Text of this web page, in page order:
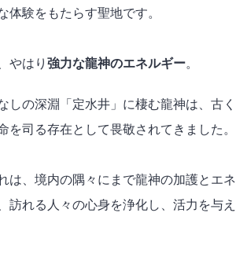
体験をもたらす聖地です。
やはり 強力な龍神のエネルギー。
しの深淵「定水井」に棲む龍神は、古く
を司る存在として畏敬されてきました。
は、境内の隅々にまで龍神の加護とエネ
訪れる人々の心身を浄化し、活力を与え